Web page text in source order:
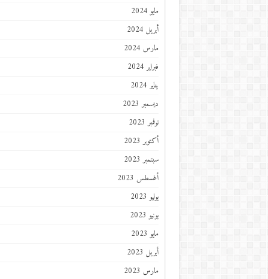
مايو 2024
أبريل 2024
مارس 2024
فبراير 2024
يناير 2024
ديسمبر 2023
نوفمبر 2023
أكتوبر 2023
سبتمبر 2023
أغسطس 2023
يوليو 2023
يونيو 2023
مايو 2023
أبريل 2023
مارس 2023